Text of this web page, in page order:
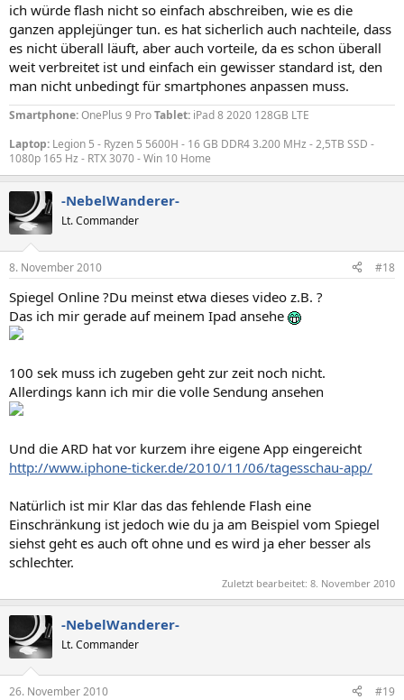
ich würde flash nicht so einfach abschreiben, wie es die
ganzen applejünger tun. es hat sicherlich auch nachteile, dass
es nicht überall läuft, aber auch vorteile, da es schon überall
weit verbreitet ist und einfach ein gewisser standard ist, den
man nicht unbedingt für smartphones anpassen muss.
Smartphone:OnePlus 9 ProTablet: iPad 8 2020 128GB LTE
Laptop: Legion 5 - Ryzen 5 5600H - 16 GB DDR4 3.200 MHz - 2,5TB SSD -
1080p 165 Hz - RTX 3070 - Win 10 Home
-NebelWanderer-
Lt. Commander
8. November 2010 #18
Spiegel Online ?Du meinst etwa dieses video z.B. ?
Das ich mir gerade auf meinem Ipad ansehe
100 sek muss ich zugeben geht zur zeit noch nicht.
Allerdings kann ich mir die volle Sendung ansehen
Und die ARD hat vor kurzem ihre eigene App eingereicht
http://www.iphone-ticker.de/2010/11/06/tagesschau-app/
Natürlich ist mir Klar das das fehlende Flash eine
Einschränkung ist jedoch wie du ja am Beispiel vom Spiegel
siehst geht es auch oft ohne und es wird ja eher besser als
schlechter.
Zuletzt bearbeitet: 8. November 2010
-NebelWanderer-
Lt. Commander
26. November 2010 #19